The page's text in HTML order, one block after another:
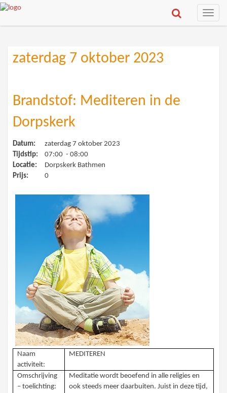
Toggle
zaterdag 7 oktober 2023
Brandstof: Mediteren in de
Dorpskerk
Datum:
zaterdag 7 oktober 2023
Tijdstip:
07:00 - 08:00
Locatie:
Dorpskerk Bathmen
Prijs:
0
Naam
activiteit:
MEDITEREN
Omschrijving
– toelichting:
Meditatie wordt beoefend in alle religies en
ook steeds meer daarbuiten. Juist in deze tijd,